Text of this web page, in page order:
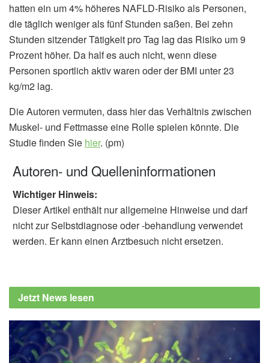
hatten ein um 4% höheres NAFLD-Risiko als Personen,
die täglich weniger als fünf Stunden saßen. Bei zehn
Stunden sitzender Tätigkeit pro Tag lag das Risiko um 9
Prozent höher. Da half es auch nicht, wenn diese
Personen sportlich aktiv waren oder der BMI unter 23
kg/m2 lag.
Die Autoren vermuten, dass hier das Verhältnis zwischen
Muskel- und Fettmasse eine Rolle spielen könnte. Die
Studie finden Sie hier. (pm)
Autoren- und Quelleninformationen
Wichtiger Hinweis:
Dieser Artikel enthält nur allgemeine Hinweise und darf
nicht zur Selbstdiagnose oder -behandlung verwendet
werden. Er kann einen Arztbesuch nicht ersetzen.
Jetzt News lesen